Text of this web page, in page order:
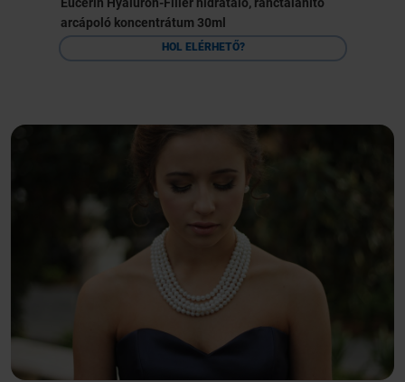
arcápoló koncentrátum 30ml
HOL ELÉRHETŐ?